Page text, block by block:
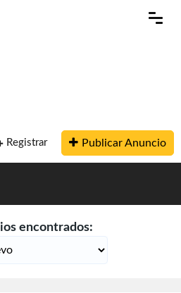
Registrar Publicar Anuncio
encontrados: